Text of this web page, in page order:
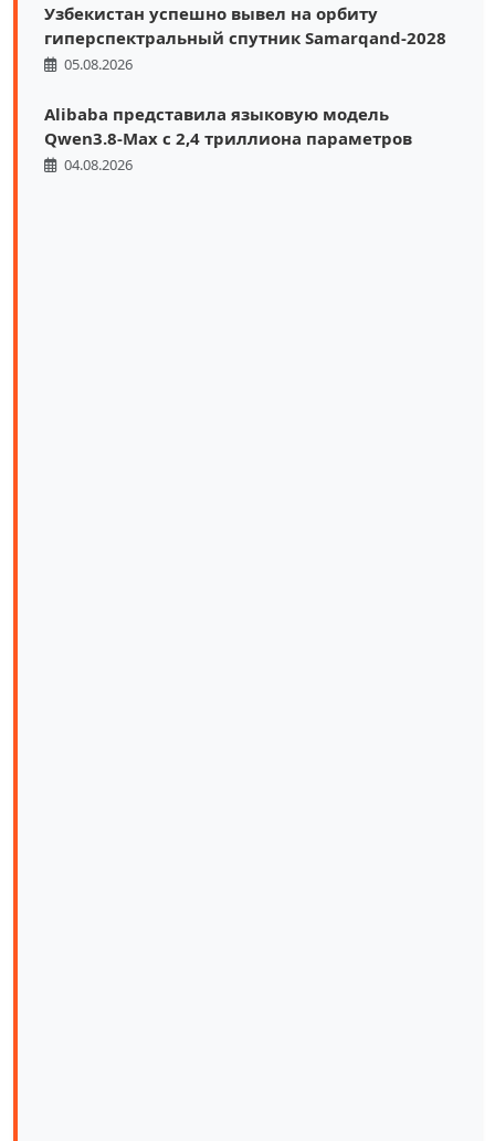
Узбекистан успешно вывел на орбиту
гиперспектральный спутник Samarqand-2028
05.08.2026
Alibaba представила языковую модель
Qwen3.8-Max с 2,4 триллиона параметров
04.08.2026